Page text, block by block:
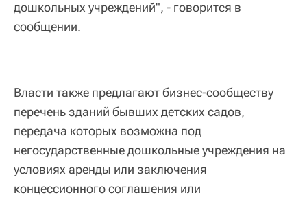
дошкольных учреждений", - говорится в
сообщении.
Власти также предлагают бизнес-сообществу
перечень зданий бывших детских садов,
передача которых возможна под
негосударственные дошкольные учреждения на
условиях аренды или заключения
концессионного соглашения или